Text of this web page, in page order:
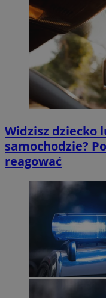
Widzisz dziecko
samochodzie?
reagować